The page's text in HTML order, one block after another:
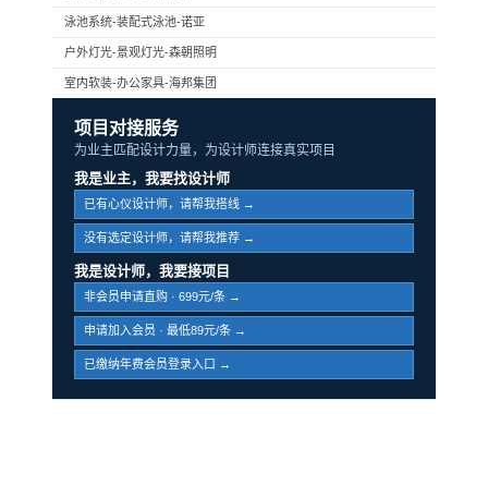
泳池系统-装配式泳池-诺亚
户外灯光-景观灯光-森朝照明
室内软装-办公家具-海邦集团
项目对接服务
为业主匹配设计力量，为设计师连接真实项目
我是业主，我要找设计师
已有心仪设计师，请帮我搭线 →
没有选定设计师，请帮我推荐 →
我是设计师，我要接项目
非会员申请直购 · 699元/条 →
申请加入会员 · 最低89元/条 →
已缴纳年费会员登录入口 →